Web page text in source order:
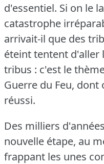
d'essentiel. Si on le
catastrophe
arrivait-il que des
éteint tentent d'aller
tribus : c'est le
Guerre du Feu,
réussi.
Des milliers
nouvelle étape, au
frappant les unes